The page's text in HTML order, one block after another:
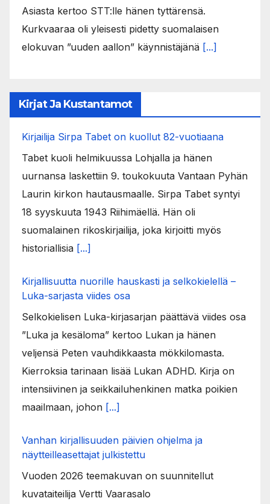
Asiasta kertoo STT:lle hänen tyttärensä.
Kurkvaaraa oli yleisesti pidetty suomalaisen
elokuvan ”uuden aallon” käynnistäjänä [...]
Kirjat Ja Kustantamot
Kirjailija Sirpa Tabet on kuollut 82-vuotiaana
Tabet kuoli helmikuussa Lohjalla ja hänen
uurnansa laskettiin 9. toukokuuta Vantaan Pyhän
Laurin kirkon hautausmaalle. Sirpa Tabet syntyi
18 syyskuuta 1943 Riihimäellä. Hän oli
suomalainen rikoskirjailija, joka kirjoitti myös
historiallisia [...]
Kirjallisuutta nuorille hauskasti ja selkokielellä –
Luka-sarjasta viides osa
Selkokielisen Luka-kirjasarjan päättävä viides osa
”Luka ja kesäloma” kertoo Lukan ja hänen
veljensä Peten vauhdikkaasta mökkilomasta.
Kierroksia tarinaan lisää Lukan ADHD. Kirja on
intensiivinen ja seikkailuhenkinen matka poikien
maailmaan, johon [...]
Vanhan kirjallisuuden päivien ohjelma ja
näytteilleasettajat julkistettu
Vuoden 2026 teemakuvan on suunnitellut
kuvataiteilija Vertti Vaarasalo